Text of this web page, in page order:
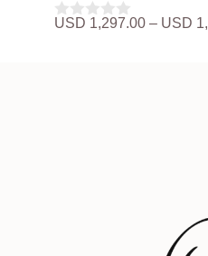
0
USD 1,297.00 – USD